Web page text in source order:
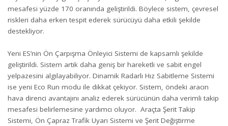
mesafesi yüzde 170 oranında geliştirildi. Böylece sistem, çevresel
riskleri daha erken tespit ederek sürücüyü daha etkili şekilde
destekliyor.
Yeni ES’nin Ön Çarpışma Önleyici Sistemi de kapsamlı şekilde
geliştirildi. Sistem artık daha geniş bir hareketli ve sabit engel
yelpazesini algılayabiliyor. Dinamik Radarlı Hız Sabitleme Sistemi
ise yeni Eco Run modu ile dikkat çekiyor. Sistem, öndeki aracın
hava direnci avantajını analiz ederek sürücünün daha verimli takip
mesafesi belirlemesine yardımcı oluyor. Araçta Şerit Takip
Sistemi, Ön Çapraz Trafik Uyarı Sistemi ve Şerit Değiştirme